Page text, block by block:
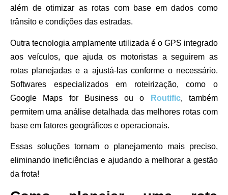
além de otimizar as rotas com base em dados como
trânsito e condições das estradas.
Outra tecnologia amplamente utilizada é o GPS integrado
aos veículos, que ajuda os motoristas a seguirem as
rotas planejadas e a ajustá-las conforme o necessário.
Softwares especializados em roteirização, como o
Google Maps for Businessou o Routific, também
permitem uma análise detalhada das melhores rotas com
base em fatores geográficos e operacionais.
Essas soluções tornam o planejamento mais preciso,
eliminando ineficiências e ajudando a melhorar a gestão
da frota!